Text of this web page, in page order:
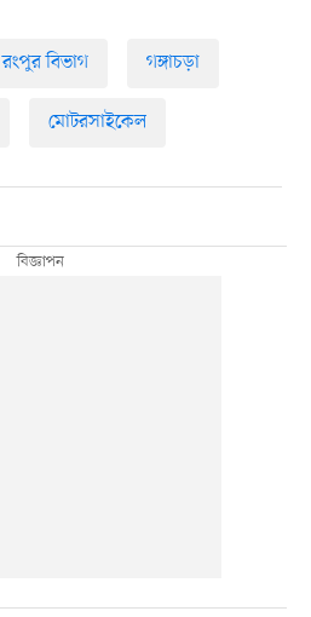
রংপুর বিভাগ গঙ্গাচড়া
মোটরসাইকেল